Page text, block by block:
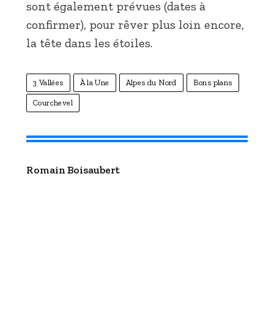
sont également prévues (dates à
confirmer), pour rêver plus loin encore,
la tête dans les étoiles.
3 Vallées À la Une Alpes du Nord Bons plans
Courchevel
Romain Boisaubert